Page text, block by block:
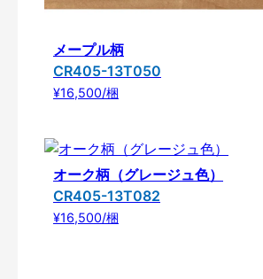
メープル柄
CR405-13T050
¥16,500/梱
オーク柄（グレージュ色）
CR405-13T082
¥16,500/梱